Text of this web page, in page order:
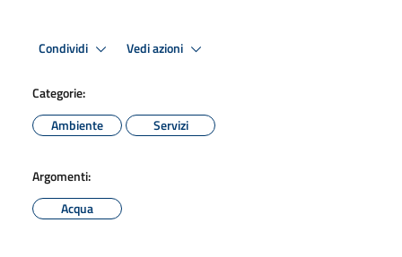
Condividi Vedi azioni
Categorie:
Ambiente
Servizi
Argomenti:
Acqua